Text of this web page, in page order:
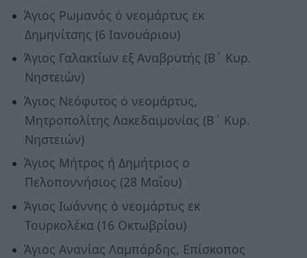
Άγιος Ρωμανός ὁ νεομάρτυς εκ
Δημηνίτσης (6 Ιανουάριου)
Άγιος Γαλακτίων εξ Αναβρυτής (Β΄ Κυρ.
Νηστειών)
Άγιος Νεόφυτος ὁ νεομάρτυς,
Μητροπολίτης Λακεδαιμονίας (Β΄ Κυρ.
Νηστειών)
Άγιος Μήτρος ή Δημήτριος ο
Πελοποννήσιος (28 Μαΐου)
Άγιος Ιωάννης ὁ νεομάρτυς εκ
Τουρκολέκα (16 Οκτωβρίου)
Άγιος Ανανίας Λαμπάρδης, Επίσκοπος